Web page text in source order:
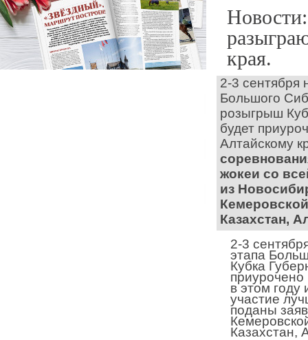
края.
2-3 сентября
Большого
розыгрыш Куб
будет
Алтайскому
жокеи со
из
Казахстан,
2-3
этапа
Кубка
в этом году
участие
поданы
Казахстан,